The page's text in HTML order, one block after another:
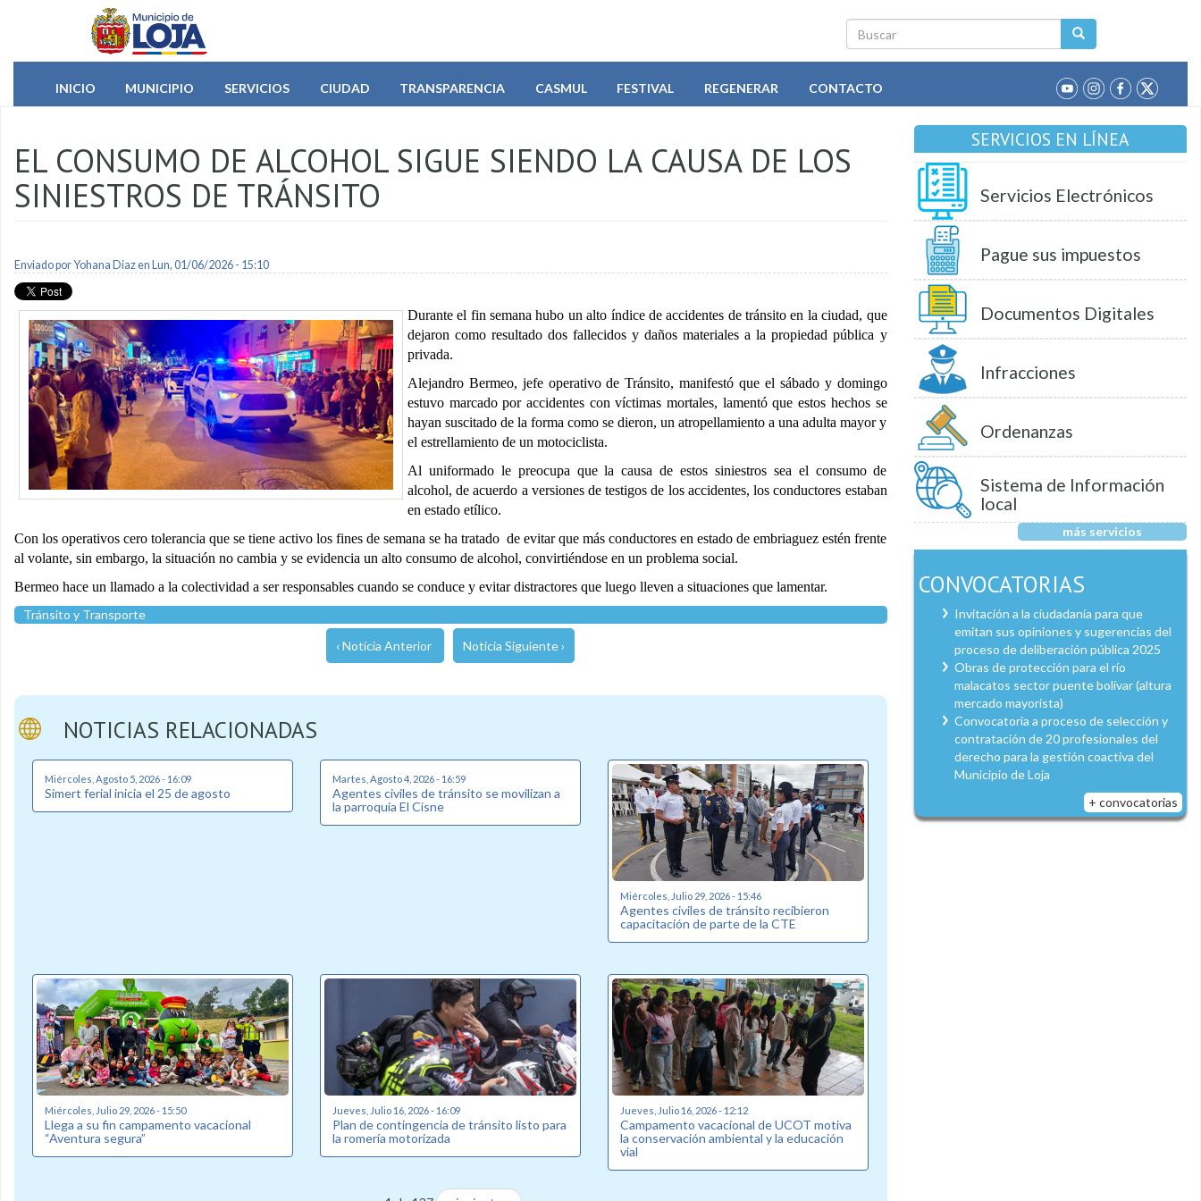
Pasar al contenido principal
Buscar
INICIO
MUNICIPIO SERVICIOS CIUDAD TRANSPARENCIA CASMUL FESTIVAL REGENERAR CONTACTO
EL CONSUMO DE ALCOHOL SIGUE SIENDO LA CAUSA DE LOS
SINIESTROS DE TRÁNSITO
Enviado porYohana Diazen Lun, 01/06/2026 - 15:10
Durante el fin semana hubo un alto índice de accidentes de tránsito en la ciudad, que
dejaron como resultado dos fallecidos y daños materiales a la propiedad pública y
privada.
Alejandro Bermeo, jefe operativo de Tránsito, manifestó que el sábado y domingo
estuvo marcado por accidentes con víctimas mortales, lamentó que estos hechos se
hayan suscitado de la forma como se dieron, un atropellamiento a una adulta mayor y
el estrellamiento de un motociclista.
Al uniformado le preocupa que la causa de estos siniestros sea el consumo de
alcohol, de acuerdo a versiones de testigos de los accidentes, los conductores estaban
en estado etílico.
Con los operativos cero tolerancia que se tiene activo los fines de semana se ha tratado de evitar que más conductores en estado de embriaguez estén frente
al volante, sin embargo, la situación no cambia y se evidencia un alto consumo de alcohol, convirtiéndose en un problema social.
Bermeo hace un llamado a la colectividad a ser responsables cuando se conduce y evitar distractores que luego lleven a situaciones que lamentar.
Tránsito y Transporte
‹ Noticia Anterior Noticia Siguiente ›
NOTICIAS RELACIONADAS
Miércoles, Agosto 5, 2026 - 16:09
Simert ferial inicia el 25 de agosto
Martes, Agosto 4, 2026 - 16:59
Agentes civiles de tránsito se movilizan a
la parroquia El Cisne
Miércoles, Julio 29, 2026 - 15:46
Agentes civiles de tránsito recibieron
capacitación de parte de la CTE
Miércoles, Julio 29, 2026 - 15:50
Llega a su fin campamento vacacional
“Aventura segura”
Jueves, Julio 16, 2026 - 16:09
Plan de contingencia de tránsito listo para
la romería motorizada
Jueves, Julio 16, 2026 - 12:12
Campamento vacacional de UCOT motiva
la conservación ambiental y la educación
vial
SERVICIOS EN LÍNEA
Servicios Electrónicos
Pague sus impuestos
Documentos Digitales
Infracciones
Ordenanzas
Sistema de Información
local
más servicios
CONVOCATORIAS
Invitación a la ciudadanía para que
emitan sus opiniones y sugerencias del
proceso de deliberación pública 2025
Obras de protección para el río
malacatos sector puente bolívar (altura
mercado mayorista)
Convocatoria a proceso de selección y
contratación de 20 profesionales del
derecho para la gestión coactiva del
Municipio de Loja
+ convocatorias